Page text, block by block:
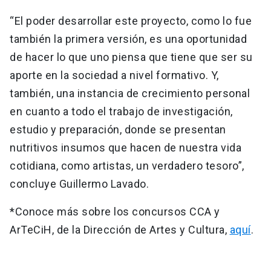
“El poder desarrollar este proyecto, como lo fue
también la primera versión, es una oportunidad
de hacer lo que uno piensa que tiene que ser su
aporte en la sociedad a nivel formativo. Y,
también, una instancia de crecimiento personal
en cuanto a todo el trabajo de investigación,
estudio y preparación, donde se presentan
nutritivos insumos que hacen de nuestra vida
cotidiana, como artistas, un verdadero tesoro”,
concluye Guillermo Lavado.
*Conoce más sobre los concursos CCA y
ArTeCiH, de la Dirección de Artes y Cultura, aquí.